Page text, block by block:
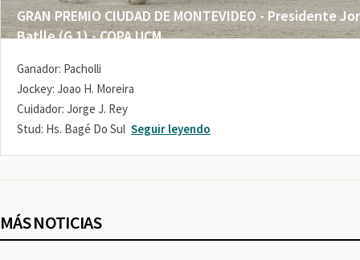
GRAN PREMIO CIUDAD DE MONTEVIDEO - Presidente
Batlle (G 1) - COPA UCM
Ganador: Pacholli
Jockey: Joao H. Moreira
Cuidador: Jorge J. Rey
Stud: Hs. Bagé Do Sul Seguir leyendo
MÁS NOTICIAS